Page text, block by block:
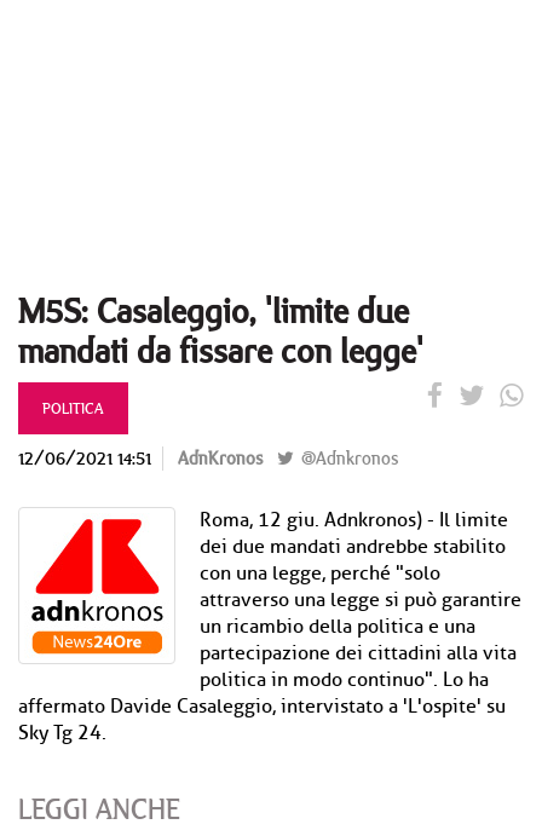
M5S: Casaleggio, 'limite due
mandati da fissare con legge'
POLITICA
12/06/2021 14:51 AdnKronos @Adnkronos
Roma, 12 giu. Adnkronos) - Il limite
dei due mandati andrebbe stabilito
con una legge, perché "solo
attraverso una legge si può garantire
un ricambio della politica e una
partecipazione dei cittadini alla vita
politica in modo continuo". Lo ha
affermato Davide Casaleggio, intervistato a 'L'ospite' su
Sky Tg 24.
LEGGI ANCHE